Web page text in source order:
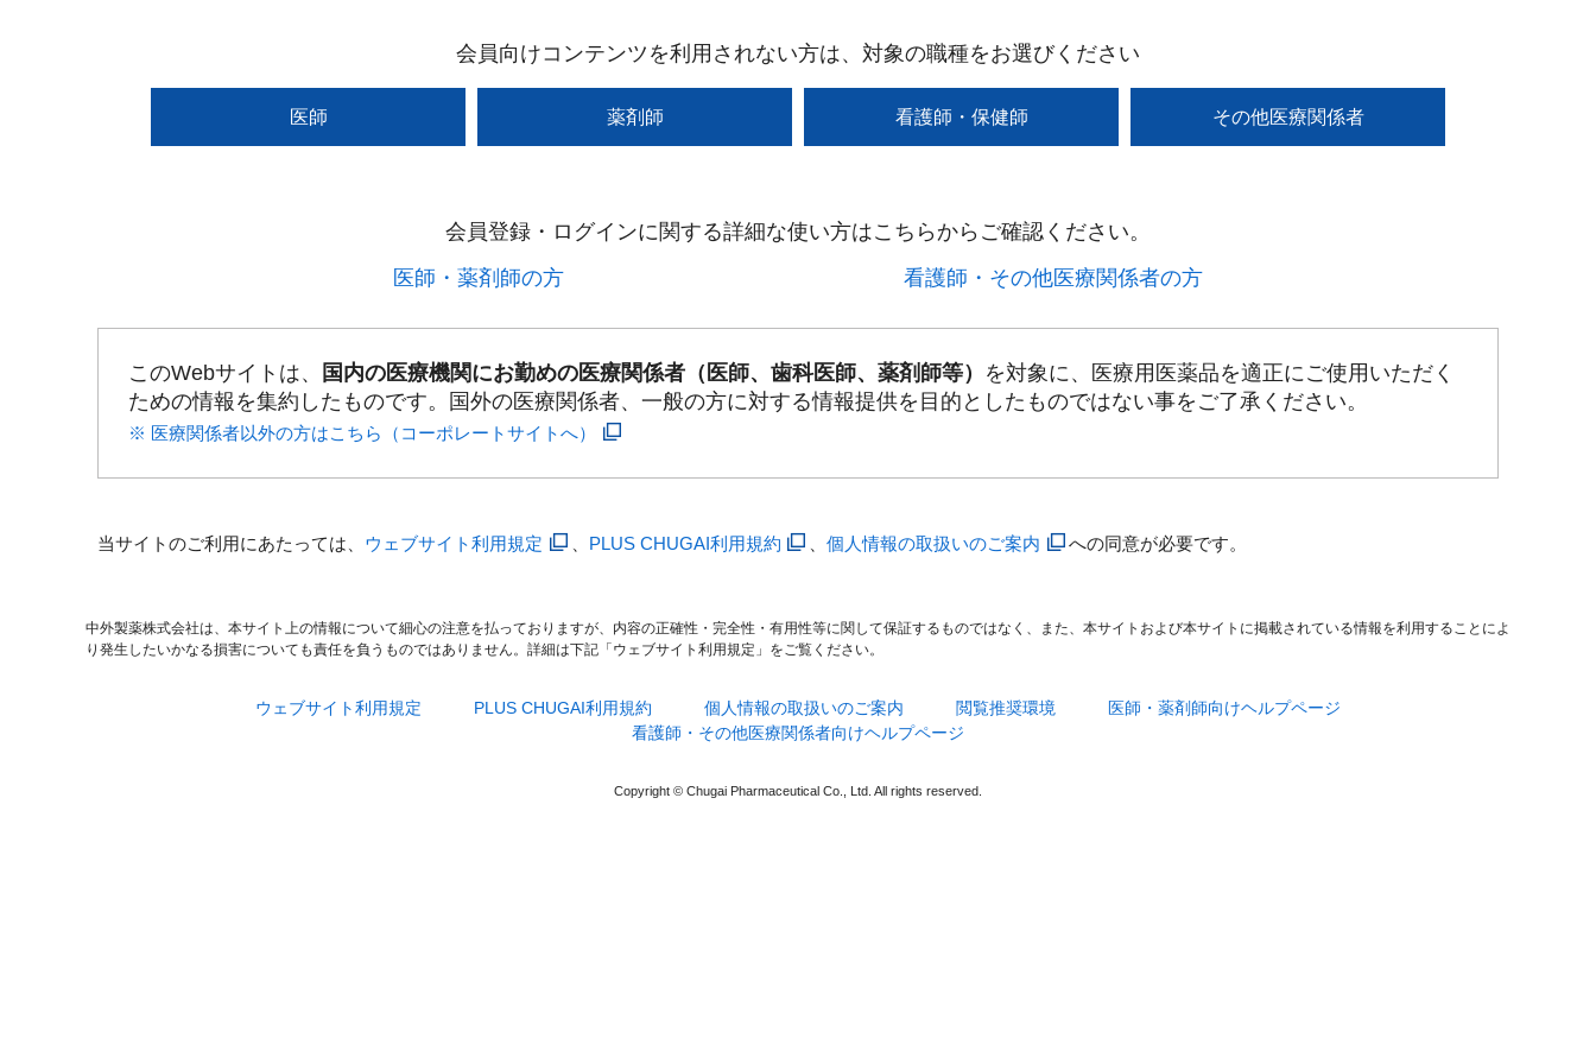
会員向けコンテンツを利用されない方は、対象の職種をお選びください
医師 薬剤師 看護師・保健師 その他医療関係者
会員登録・ログインに関する詳細な使い方はこちらからご確認ください。​
医師・薬剤師の方​
看護師・その他医療関係者の方​
このWebサイトは、 国内の医療機関にお勤めの医療関係者（医師、歯科医師、薬剤師等） を対象に、医療用医薬品を適正にご使用いただく
ための情報を集約したものです。国外の医療関係者、一般の方に対する情報提供を目的としたものではない事をご了承ください。
※ 医療関係者以外の方はこちら（コーポレートサイトへ）
当サイトのご利用にあたっては、 ウェブサイト利用規定 PLUS CHUGAI利用規約 、個人情報の取扱いのご案内 への同意が必要です。
中外製薬株式会社は、本サイト上の情報について細心の注意を払っておりますが、内容の正確性・完全性・有用性等に関して保証するものではなく、また、本サイトおよび本サイトに掲載されている情報を利用することによ
り発生したいかなる損害についても責任を負うものではありません。詳細は下記「ウェブサイト利用規定」をご覧ください。
ウェブサイト利用規定 PLUS CHUGAI利用規約 個人情報の取扱いのご案内 閲覧推奨環境
医師・薬剤師向けヘルプページ
看護師・その他医療関係者向けヘルプページ
Copyright © Chugai Pharmaceutical Co., Ltd. All rights reserved.